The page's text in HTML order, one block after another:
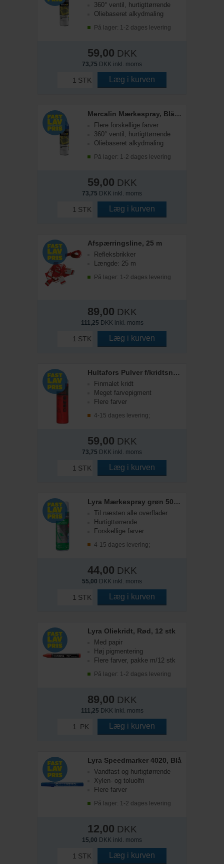
360° ventil, hurtigttørrende
Oliebaseret alkydmaling
På lager: 1-2 dages levering
59,00 DKK
73,75 DKK inkl. moms
STK Læg i kurven
Mercalin Mærkespray, Blå, 500 ml
Flere forskellige farver
360° ventil, hurtigttørrende
Oliebaseret alkydmaling
På lager: 1-2 dages levering
59,00 DKK
73,75 DKK inkl. moms
STK Læg i kurven
Afspærringsline, 25 m
Refleksbrikker
Længde: 25 m
På lager: 1-2 dages levering
89,00 DKK
111,25 DKK inkl. moms
STK Læg i kurven
Hultafors Pulver f/kridtsnor, Hvid
Finmalet kridt
Meget farvepigment
Flere farver
4-15 dages levering;
59,00 DKK
73,75 DKK inkl. moms
STK Læg i kurven
Lyra Mærkespray grøn 500ml.
Til næsten alle overflader
Hurtigttørrende
Forskellige farver
4-15 dages levering;
44,00 DKK
55,00 DKK inkl. moms
STK Læg i kurven
Lyra Oliekridt, Rød, 12 stk
Med papir
Høj pigmentering
Flere farver, pakke m/12 stk
På lager: 1-2 dages levering
89,00 DKK
111,25 DKK inkl. moms
PK Læg i kurven
Lyra Speedmarker 4020, Blå
Vandfast og hurtigtørrende
Xylen- og toluolfri
Flere farver
På lager: 1-2 dages levering
12,00 DKK
15,00 DKK inkl. moms
STK Læg i kurven